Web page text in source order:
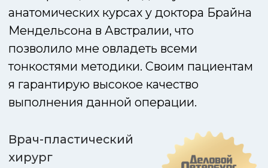
недели
время операции 3-5 часов
анестезиологическое пособие:
общий наркоз